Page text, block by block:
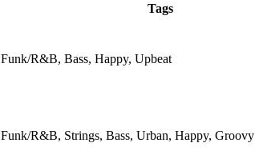
Tags
Funk/R&B, Bass, Happy, Upbeat
Funk/R&B, Strings, Bass, Urban, Happy, Groovy